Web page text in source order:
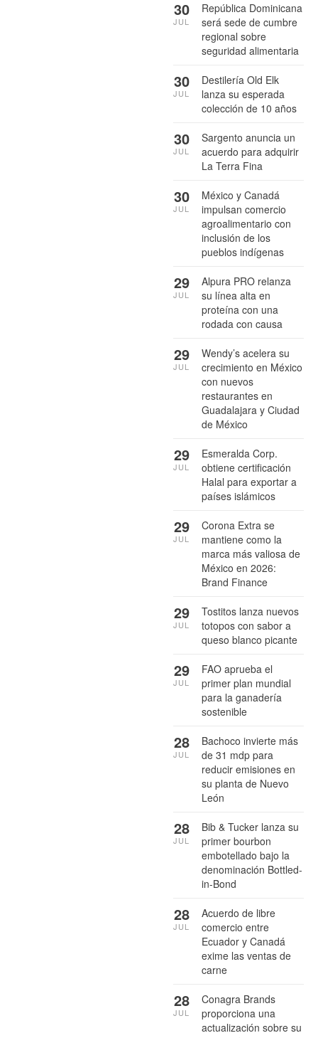
República Dominicana
será sede de cumbre
regional sobre
seguridad alimentaria
30
JUL
Destilería Old Elk
lanza su esperada
colección de 10 años
30
JUL
Sargento anuncia un
acuerdo para adquirir
La Terra Fina
30
JUL
México y Canadá
impulsan comercio
agroalimentario con
inclusión de los
pueblos indígenas
30
JUL
Alpura PRO relanza
su línea alta en
proteína con una
rodada con causa
29
JUL
Wendy’s acelera su
crecimiento en México
con nuevos
restaurantes en
Guadalajara y Ciudad
de México
29
JUL
Esmeralda Corp.
obtiene certificación
Halal para exportar a
países islámicos
29
JUL
Corona Extra se
mantiene como la
marca más valiosa de
México en 2026:
Brand Finance
29
JUL
Tostitos lanza nuevos
totopos con sabor a
queso blanco picante
29
JUL
FAO aprueba el
primer plan mundial
para la ganadería
sostenible
29
JUL
Bachoco invierte más
de 31 mdp para
reducir emisiones en
su planta de Nuevo
León
28
JUL
Bib & Tucker lanza su
primer bourbon
embotellado bajo la
denominación Bottled-
in-Bond
28
JUL
Acuerdo de libre
comercio entre
Ecuador y Canadá
exime las ventas de
carne
28
JUL
Conagra Brands
proporciona una
actualización sobre su
28
JUL